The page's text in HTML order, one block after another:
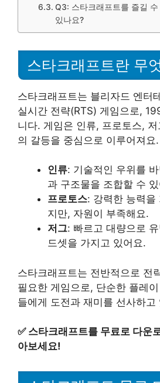
Q3: 스타크래프트를 즐길
있나요?
스타크래프트란 무
스타크래프트는 블리자드 엔터
실시간 전략(RTS) 게임으로,
니다. 게임은 인류, 프로토스,
의 갈등을 중심으로 이루어져요.
인류: 기술적인 우위를
과 구조물을 조합할 수
프로토스: 강력한 능력을
지만, 자원이 부족해요.
저그: 빠르고 대량으로
드셋을 가지고 있어요.
스타크래프트는 전반적으로 전
필요한 게임으로, 단순한 플레
들에게 도전과 재미를 선사하고
✅ 스타크래프트를 무료로 다운
아보세요!